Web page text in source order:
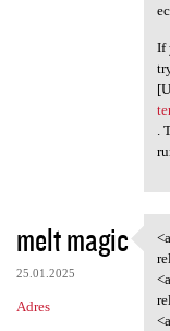
If
.
melt magic
25.01.2025
Adres
<a